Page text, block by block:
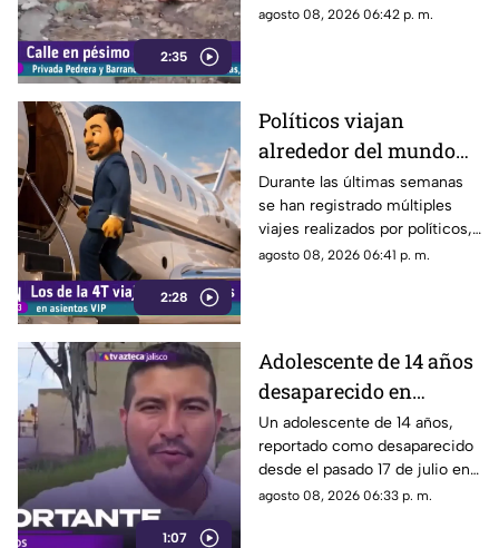
2:35
techos y las puertas de las
agosto 08, 2026 06:42 p. m.
2:28
Políticos viajan
alrededor del mundo
sin ninguna
preocupación
Durante las últimas semanas
se han registrado múltiples
viajes realizados por políticos,
sin que hasta el momento
elevado gasto que han
generado.
agosto 08, 2026 06:41 p. m.
1:07
Adolescente de 14 años
desaparecido en
Tlaquepaque es
trasladado a Jalisco
tras ser localizado en
Michoacán
Un adolescente de 14 años,
reportado como desaparecido
desde el pasado 17 de julio en
Tlaquepaque, fue localizado
agosto 08, 2026 06:33 p. m.